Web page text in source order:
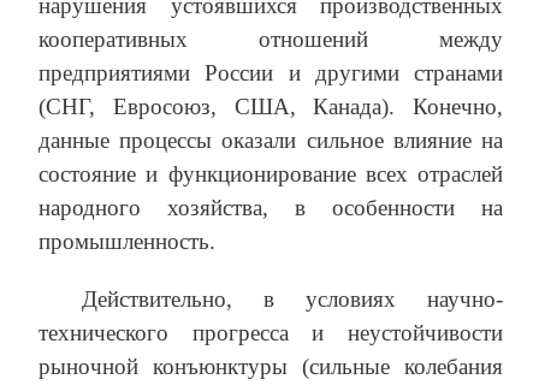
нарушения устоявшихся производственных
кооперативных отношений между
предприятиями России и другими странами
(СНГ, Евросоюз, США, Канада). Конечно,
данные процессы оказали сильное влияние на
состояние и функционирование всех отраслей
народного хозяйства, в особенности на
промышленность.
Действительно, в условиях научно-
технического прогресса и неустойчивости
рыночной конъюнктуры (сильные колебания